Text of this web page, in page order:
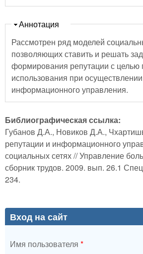
Скрыть
Аннотация
Рассмотрен ряд моделей
позволяющих ставить и решать
формирования репутации с
использования при осуществлении
информационного управления.
Библиографическая ссылка:
Губанов Д.А., Новиков Д.А.,
репутации и информационного
социальных сетях // Управление
сборник трудов. 2009. вып. 26.1
234.
Вход на сайт
Имя пользователя *